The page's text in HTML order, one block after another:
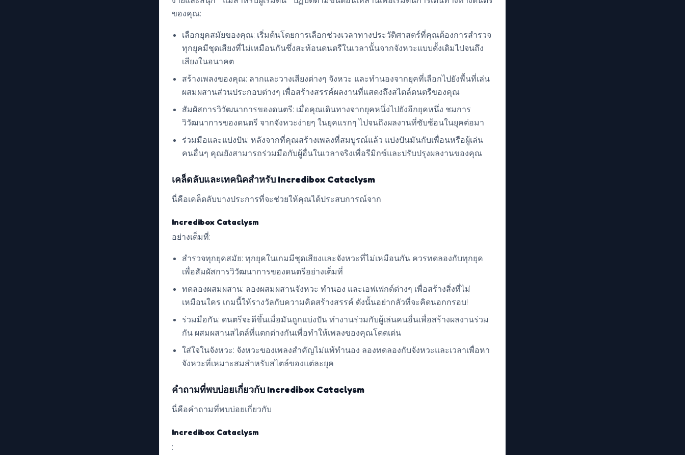
ของคุณ:
เลือกยุคสมัยของคุณ: เริ่มต้นโดยการเลือกช่วงเวลาทางประวัติศาสตร์ที่คุณต้องการสำรวจ
ทุกยุคมีชุดเสียงที่ไม่เหมือนกันซึ่งสะท้อนดนตรีในเวลานั้นจากจังหวะแบบดั้งเดิมไปจนถึง
เสียงในอนาคต
สร้างเพลงของคุณ: ลากและวางเสียงต่างๆ จังหวะ และทำนองจากยุคที่เลือกไปยังพื้นที่เล่น
ผสมผสานส่วนประกอบต่างๆ เพื่อสร้างสรรค์ผลงานที่แสดงถึงสไตล์ดนตรีของคุณ
สัมผัสการวิวัฒนาการของดนตรี: เมื่อคุณเดินทางจากยุคหนึ่งไปยังอีกยุคหนึ่ง ชมการ
วิวัฒนาการของดนตรี จากจังหวะง่ายๆ ในยุคแรกๆ ไปจนถึงผลงานที่ซับซ้อนในยุคต่อมา
ร่วมมือและแบ่งปัน: หลังจากที่คุณสร้างเพลงที่สมบูรณ์แล้ว แบ่งปันมันกับเพื่อนหรือผู้เล่น
คนอื่นๆ คุณยังสามารถร่วมมือกับผู้อื่นในเวลาจริงเพื่อรีมิกซ์และปรับปรุงผลงานของคุณ
เคล็ดลับและเทคนิคสำหรับ Incredibox Cataclysm
นี่คือเคล็ดลับบางประการที่จะช่วยให้คุณได้ประสบการณ์จาก
Incredibox Cataclysm
อย่างเต็มที่:
สำรวจทุกยุคสมัย: ทุกยุคในเกมมีชุดเสียงและจังหวะที่ไม่เหมือนกัน ควรทดลองกับทุกยุค
เพื่อสัมผัสการวิวัฒนาการของดนตรีอย่างเต็มที่
ทดลองผสมผสาน: ลองผสมผสานจังหวะ ทำนอง และเอฟเฟกต์ต่างๆ เพื่อสร้างสิ่งที่ไม่
เหมือนใคร เกมนี้ให้รางวัลกับความคิดสร้างสรรค์ ดังนั้นอย่ากลัวที่จะคิดนอกกรอบ!
ร่วมมือกัน: ดนตรีจะดีขึ้นเมื่อมันถูกแบ่งปัน ทำงานร่วมกับผู้เล่นคนอื่นเพื่อสร้างผลงานร่วม
กัน ผสมผสานสไตล์ที่แตกต่างกันเพื่อทำให้เพลงของคุณโดดเด่น
ใส่ใจในจังหวะ: จังหวะของเพลงสำคัญไม่แพ้ทำนอง ลองทดลองกับจังหวะและเวลาเพื่อหา
จังหวะที่เหมาะสมสำหรับสไตล์ของแต่ละยุค
คำถามที่พบบ่อยเกี่ยวกับ Incredibox Cataclysm
นี่คือคำถามที่พบบ่อยเกี่ยวกับ
Incredibox Cataclysm
: